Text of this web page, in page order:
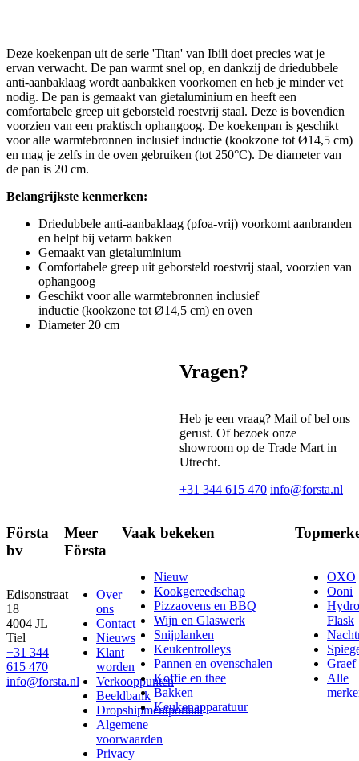
Deze koekenpan uit de serie 'Titan' van Ibili doet precies wat je
ervan verwacht. De pan warmt snel op, en dankzij de driedubbele
anti-aanbaklaag wordt aanbakken voorkomen en heb je minder vet
nodig. De pan is gemaakt van gietaluminium en heeft een
comfortabele greep uit geborsteld roestvrij staal. Deze is bovendien
voorzien van een praktisch ophangoog. De koekenpan is geschikt
voor alle warmtebronnen inclusief inductie (kookzone tot Ø14,5 cm)
en mag je zelfs in de oven gebruiken (tot 250°C). De diameter van
de pan is 20 cm.
Belangrijkste kenmerken:
Driedubbele anti-aanbaklaag (pfoa-vrij) voorkomt aanbranden
en helpt bij vetarm bakken
Gemaakt van gietaluminium
Comfortabele greep uit geborsteld roestvrij staal, voorzien van
ophangoog
Geschikt voor alle warmtebronnen inclusief
inductie (kookzone tot Ø14,5 cm) en oven
Diameter 20 cm
Vragen?
Heb je een vraag? Mail of bel ons
gerust. Of bezoek onze
showroom op de Trade Mart in
Utrecht.
+31 344 615 470 info@forsta.nl
Första
bv
Edisonstraat
18
4004 JL
Tiel
+31 344
615 470
info@forsta.nl
Meer
Första
Over
ons
Contact
Nieuws
Klant
worden
Verkooppunten
Beeldbank
Dropshipmentportaal
Algemene
voorwaarden
Privacy
Vaak bekeken
Nieuw
Kookgereedschap
Pizzaovens en BBQ
Wijn en Glaswerk
Snijplanken
Keukentrolleys
Pannen en ovenschalen
Koffie en thee
Bakken
Keukenapparatuur
OXO
Ooni
Hydro
Flask
Graef
Alle